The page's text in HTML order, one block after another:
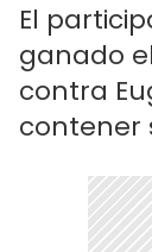
El
ganado
contra
contener